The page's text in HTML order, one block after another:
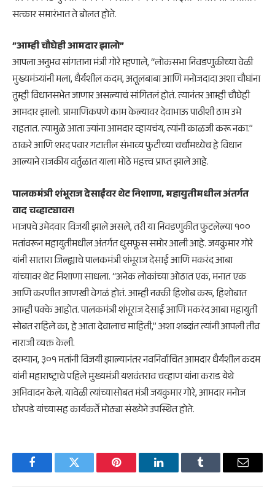
सत्कार समारंभात ते बोलत होते.
​”आम्ही चौघेही आमदार झालो”
आपला अनुभव सांगताना मंत्री गोरे म्हणाले, “लोकसभा निवडणुकीच्या वेळी
मुख्यमंत्र्यांनी मला, धैर्यशील कदम, अतूलबाबा आणि मनोजदादा अशा चौघांना
तुम्ही विधानसभेत जाणार असल्याचं सांगितलं होतं. त्यानंतर आम्ही चौघेही
आमदार झालो. प्रामाणिकपणे काम केल्यावर देवाभाऊ पाठीशी ठाम उभे
राहतात. त्यामुळे आता ज्यांना आमदार व्हायचंय, त्यांनी काळजी करू नका.”
ठाकरे आणि शरद पवार गटातील संभाव्य फुटीच्या चर्चांमध्येच हे विधान
आल्याने राजकीय वर्तुळात याला मोठे महत्त्व प्राप्त झाले आहे.
​पालकमंत्री शंभूराज देसाईंवर थेट निशाणा, महायुतीमधील अंतर्गत
वाद चव्हाट्यावर!
भाजपचे उमेदवार विजयी झाले असले, तरी या निवडणुकीत फुटलेल्या १००
मतांवरून महायुतीमधील अंतर्गत धुसफूस समोर आली आहे. जयकुमार गोरे
यांनी सातारा जिल्ह्याचे पालकमंत्री शंभूराज देसाई आणि मकरंद आबा
यांच्यावर थेट निशाणा साधला. “अनेक लोकांच्या ओठात एक, मनात एक
आणि करणीत आणखी वेगळं होतं. आम्ही नक्की हिशोब करू, हिशोबात
आम्ही पक्के आहोत. पालकमंत्री शंभूराज देसाई आणि मकरंद आबा महायुती
सोबत राहिले का, हे आता देवालाच माहिती,” अशा शब्दांत त्यांनी आपली तीव्र
नाराजी व्यक्त केली.
​दरम्यान, ३०१ मतांनी विजयी झाल्यानंतर नवनिर्वाचित आमदार धैर्यशील कदम
यांनी महाराष्ट्राचे पहिले मुख्यमंत्री यशवंतराव चव्हाण यांना कराड येथे
अभिवादन केले. यावेळी त्यांच्यासोबत मंत्री जयकुमार गोरे, आमदार मनोज
घोरपडे यांच्यासह कार्यकर्ते मोठ्या संख्येने उपस्थित होते.
FacebookTwitter Pinterest LinkedInTumblr Email